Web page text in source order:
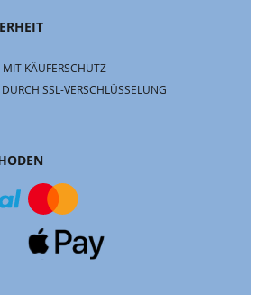
KÄUFERSCHUTZ
SSL-VERSCHLÜSSELUNG